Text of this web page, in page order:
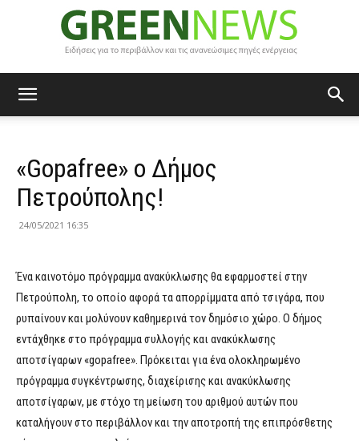
News
«Gopafree» ο Δήμος
Πετρούπολης!
24/05/2021 16:35
Ένα καινοτόμο πρόγραμμα ανακύκλωσης θα εφαρμοστεί στην
Πετρούπολη, το οποίο αφορά τα απορρίμματα από τσιγάρα, που
ρυπαίνουν και μολύνουν καθημερινά τον δημόσιο χώρο. Ο δήμος
εντάχθηκε στο πρόγραμμα συλλογής και ανακύκλωσης
αποτσίγαρων «gopafree». Πρόκειται για ένα ολοκληρωμένο
πρόγραμμα συγκέντρωσης, διαχείρισης και ανακύκλωσης
αποτσίγαρων, με στόχο τη μείωση του αριθμού αυτών που
καταλήγουν στο περιβάλλον και την αποτροπή της επιπρόσθετης